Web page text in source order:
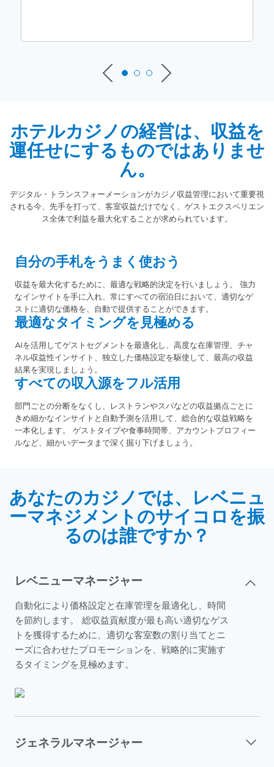
ホテルカジノの経営は、収益を
運任せにするものではありませ
ん。
デジタル・トランスフォーメーションがカジノ収益管理において重要視
される今、先手を打って、客室収益だけでなく、ゲストエクスペリエン
ス全体で利益を最大化することが求められています。
自分の手札をうまく使おう
収益を最大化するために、最適な戦略的決定を行いましょう。 強力
なインサイトを手に入れ、常にすべての宿泊日において、適切なゲ
ストに適切な価格を、自動で提供することができます。
最適なタイミングを見極める
AIを活用してゲストセグメントを最適化し、高度な在庫管理、チャ
ネル収益性インサイト、独立した価格設定を駆使して、最高の収益
結果を実現しましょう。
すべての収入源をフル活用
部門ごとの分断をなくし、レストランやスパなどの収益拠点ごとに
きめ細かなインサイトと自動予測を活用して、総合的な収益戦略を
一本化します。 ゲストタイプや食事時間帯、アカウントプロフィー
ルなど、細かいデータまで深く掘り下げましょう。
あなたのカジノでは、レベニュ
ーマネジメントのサイコロを振
るのは誰ですか？
レベニューマネージャー
自動化により価格設定と在庫管理を最適化し、時間
を節約します。 総収益貢献度が最も高い適切なゲス
トを獲得するために、適切な客室数の割り当てとニ
ーズに合わせたプロモーションを、戦略的に実施す
るタイミングを見極めます。
ジェネラルマネージャー